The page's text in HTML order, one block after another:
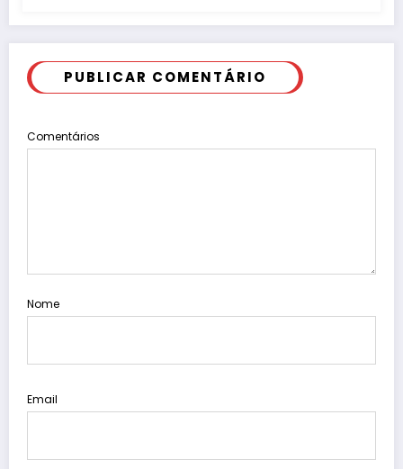
PUBLICAR COMENTÁRIO
Comentários
Nome
Email